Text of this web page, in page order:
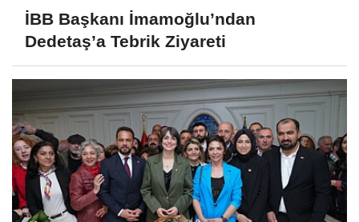
İBB Başkanı İmamoğlu’ndan
Dedetaş’a Tebrik Ziyareti